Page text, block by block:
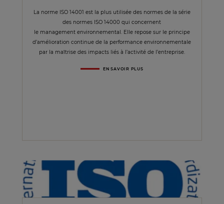
La norme ISO 14001 est la plus utilisée des normes de la série
des normes ISO 14000 qui concernent
le management environnemental. Elle repose sur le principe
d’amélioration continue de la performance environnementale
par la maîtrise des impacts liés à l’activité de l’entreprise.
EN SAVOIR PLUS